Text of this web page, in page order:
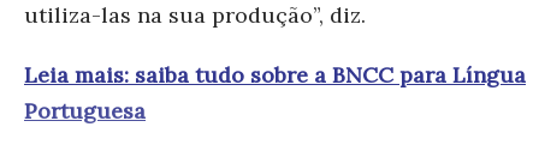
utiliza-las na sua produção”, diz.
Leia mais: saiba tudo sobre a BNCC para Língua
Portuguesa